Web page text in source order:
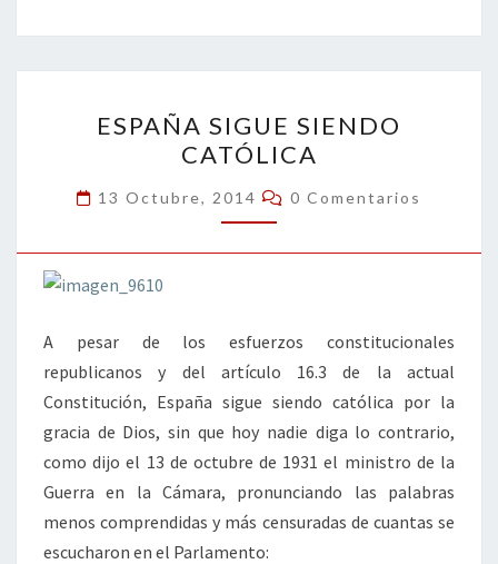
o
o
k
er dI
n
l
p
ar
tir
SIGUE
SIENDO
CATÓLICA
ESPAÑA SIGUE SIENDO
CATÓLICA
13 Octubre, 2014 Comentarios
0 Comentarios
A pesar de los esfuerzos constitucionales
republicanos y del artículo 16.3 de la actual
Constitución, España sigue siendo católica por la
gracia de Dios, sin que hoy nadie diga lo contrario,
como dijo el 13 de octubre de 1931 el ministro de la
Guerra en la Cámara, pronunciando las palabras
menos comprendidas y más censuradas de cuantas se
escucharon en el Parlamento: